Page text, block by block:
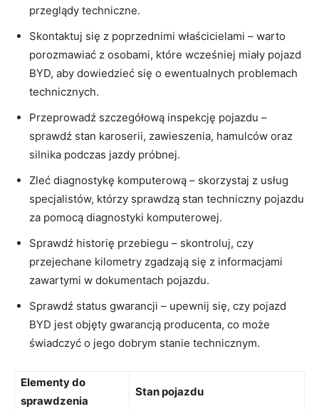
⁣przeglądy techniczne.
Skontaktuj⁢ się z poprzednimi‍ właścicielami – warto
‌porozmawiać z ​osobami, które wcześniej ​miały pojazd⁤
BYD,⁤ aby dowiedzieć się o ewentualnych problemach
technicznych.
Przeprowadź szczegółową inspekcję pojazdu –
sprawdź stan karoserii, zawieszenia, hamulców‍ oraz‌
silnika podczas jazdy próbnej.
Zleć diagnostykę komputerową‍ – skorzystaj z usług
specjalistów,⁤ którzy sprawdzą stan techniczny pojazdu
za⁢ pomocą diagnostyki komputerowej.
Sprawdź historię przebiegu – skontroluj, ‌czy
przejechane kilometry zgadzają⁤ się ⁤z informacjami
zawartymi w dokumentach pojazdu.
Sprawdź status gwarancji – ⁤upewnij się, czy pojazd
BYD jest objęty⁤ gwarancją​ producenta, co może
świadczyć o jego dobrym stanie technicznym.
Elementy do
sprawdzenia
Stan​ pojazdu